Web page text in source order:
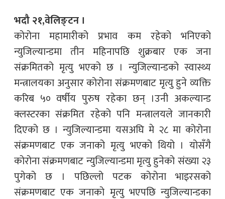
भदौ २१,वेलिङ्टन ।
कोरोना महामारीको प्रभाव कम रहेको भनिएको
न्युजिल्यान्डमा तीन महिनापछि शुक्रबार एक जना
संक्रमितको मृत्यु भएको छ । न्युजिल्यान्डको स्वास्थ्य
मन्त्रालयका अनुसार कोरोना संक्रमणबाट मृत्यु हुने व्यक्ति
करिब ५० वर्षीय पुरुष रहेका छन् ।उनी अकल्यान्ड
क्लस्टरका संक्रमित रहेको पनि मन्त्रालयले जानकारी
दिएको छ । न्युजिल्यान्डमा यसअघि मे २८ मा कोरोना
संक्रमणबाट एक जनाको मृत्यु भएको थियो । योसँगै
कोरोना संक्रमणबाट न्युजिल्यान्डमा मृत्यु हुनेको संख्या २३
पुगेको छ । पछिल्लो पटक कोरोना भाइरसको
संक्रमणबाट एक जनाको मृत्यु भएपछि न्युजिल्यान्डका